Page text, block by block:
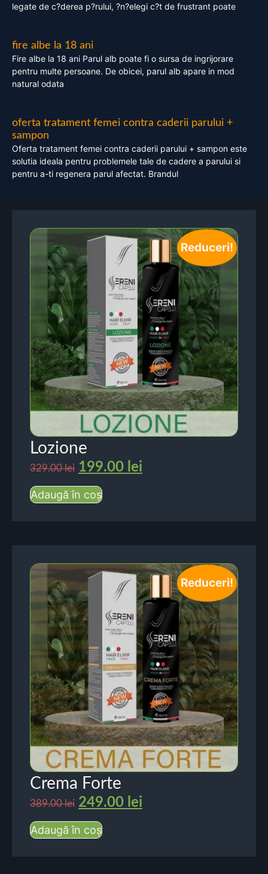
legate de c?derea p?rului, ?n?elegi c?t de frustrant poate
fire albe la 18 ani
Fire albe la 18 ani Parul alb poate fi o sursa de ingrijorare
pentru multe persoane. De obicei, parul alb apare in mod
natural odata
oferta tratament femei contra caderii parului +
sampon
Oferta tratament femei contra caderii parului + sampon este
solutia ideala pentru problemele tale de cadere a parului si
pentru a-ti regenera parul afectat. Brandul
Reduceri!
Lozione
329.00lei 199.00 lei
Adaugă în coș
Reduceri!
Crema Forte
389.00lei 249.00 lei
Adaugă în coș